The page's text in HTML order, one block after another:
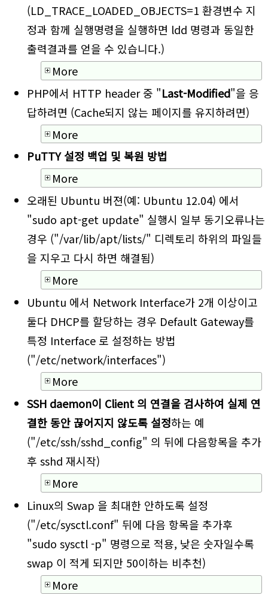
(LD_TRACE_LOADED_OBJECTS=1 환경변수 지
정과 함께 실행명령을 실행하면 ldd 명령과 동일한
출력결과를 얻을 수 있습니다.)
More
PHP에서 HTTP header 중 "Last-Modified"을 응
답하려면 (Cache되지 않는 페이지를 유지하려면)
More
PuTTY 설정 백업 및 복원 방법
More
오래된 Ubuntu 버젼(예: Ubuntu 12.04) 에서
"sudo apt-get update" 실행시 일부 동기오류나는
경우 ("/var/lib/apt/lists/" 디렉토리 하위의 파일들
을 지우고 다시 하면 해결됨)
More
Ubuntu 에서 Network Interface가 2개 이상이고
둘다 DHCP를 할당하는 경우 Default Gateway를
특정 Interface 로 설정하는 방법
("/etc/network/interfaces")
More
SSH daemon이 Client 의 연결을 검사하여 실제 연
결한 동안 끊어지지 않도록 설정하는 예
("/etc/ssh/sshd_config" 의 뒤에 다음항목을 추가
후 sshd 재시작)
More
Linux의 Swap 을 최대한 안하도록 설정
("/etc/sysctl.conf" 뒤에 다음 항목을 추가후
"sudo sysctl -p" 명령으로 적용, 낮은 숫자일수록
swap 이 적게 되지만 50이하는 비추천)
More